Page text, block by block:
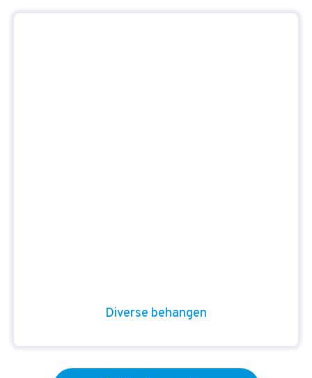
Diverse behangen